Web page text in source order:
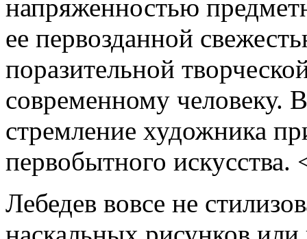
напряженностью
ее первозданной
поразительной
современному человеку.
стремление художника
первобытного искусства.
Лебедев вовсе не